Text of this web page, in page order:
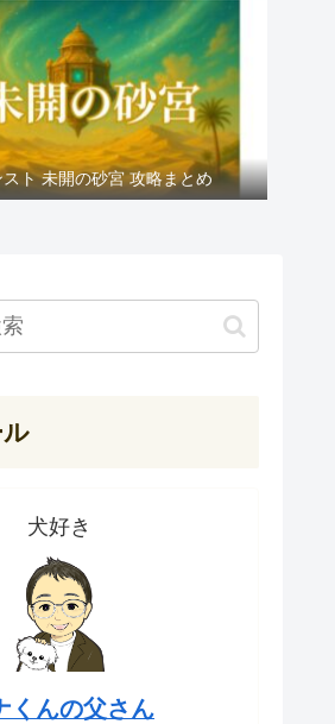
スト 未開の砂宮 攻略まとめ
犬好き
くんの父さん